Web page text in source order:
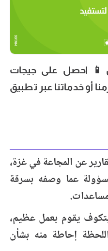
احصل على جيجات
أو خدماتنا عبر تطبيق
عن المجاعة في غزة،
عما وصفه بسرقة
يقوم بعمل عظيم،
إحاطة منه بشأن